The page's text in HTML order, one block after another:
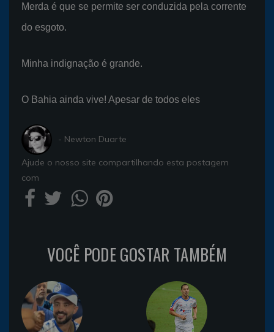
Merda é que se permite ser conduzida pela corrente
do esgoto.
Minha indignação é grande.
O Bahia ainda vive! Apesar de todos eles
- Newton Duarte
Ajude o nosso site compartilhando esta postagem
com
VOCÊ PODE GOSTAR TAMBÉM